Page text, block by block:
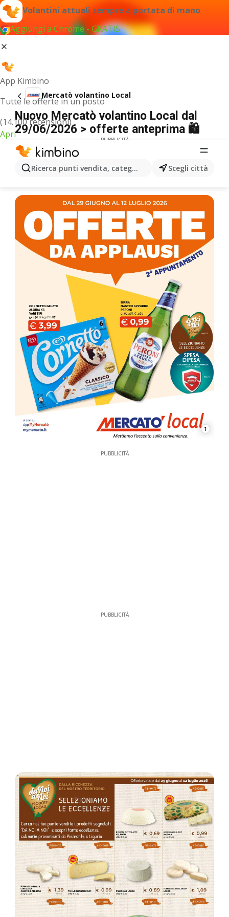
Volantini attuali sempre a portata di mano
Aggiungi a Chrome - GRATIS
App Kimbino
Tutte le offerte in un posto
(14.100 recensioni)
Apri
Ricerca punti vendita, categorie, prodotti...Scegli città
Mercatò volantino Local
Nuovo Mercatò volantino Local dal
29/06/2026 > offerte anteprima 🛍️
PUBBLICITÀ
1
PUBBLICITÀ
PUBBLICITÀ